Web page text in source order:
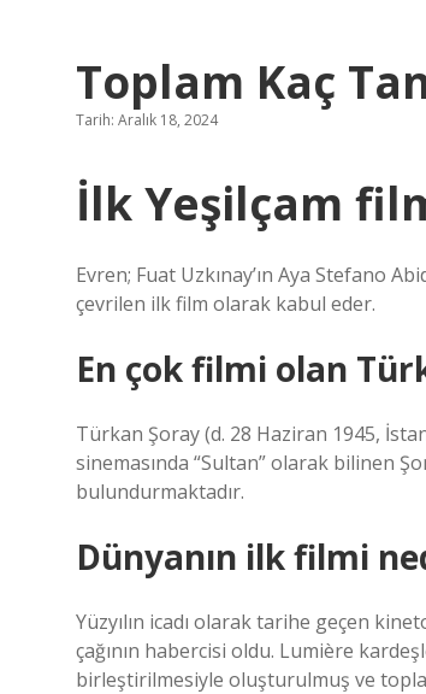
Toplam Kaç
Tarih: Aralık 18, 2024
İlk Yeşilçam
Evren; Fuat Uzkınay’ın Aya Stefano
çevrilen ilk film olarak kabul eder.
En çok filmi olan
Türkan Şoray (d. 28 Haziran 1945,
sinemasında “Sultan” olarak bilinen
bulundurmaktadır.
Dünyanın ilk filmi
Yüzyılın icadı olarak tarihe geçen
çağının habercisi oldu. Lumière
birleştirilmesiyle oluşturulmuş ve